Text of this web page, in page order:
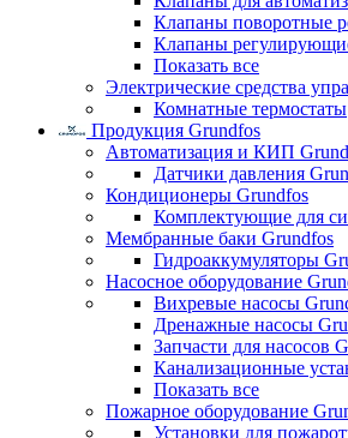
Клапаны поворотные
Клапаны
Показать все
Электрические средства
Комнатные термостаты
Продукция Grundfos
Автоматизация и КИП
Датчики давления
Кондиционеры Grundfos
Комплектующие для
Мембранные баки Grundfos
Гидроаккумуляторы
Насосное оборудование
Вихревые насосы
Дренажные насосы
Запчасти для насосов
Канализационные
Показать все
Пожарное оборудование
Установки для